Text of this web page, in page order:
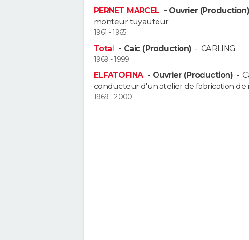
PERNET MARCEL - Ouvrier (Production)
monteur tuyauteur
1961 - 1965
Total - Caic (Production) - CARLING
1969 - 1999
ELFATOFINA - Ouvrier (Production)-
conducteur d'un atelier de fabrication de
1969 - 2000